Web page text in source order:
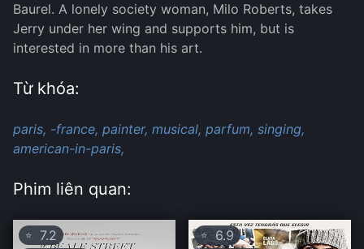
Baurel. A lonely society woman, Milo Roberts, takes
Jerry under her wing and supports him, but is
interested in more than his art.
Từ khóa:
paris, -france, painter, musical, parfum, singing,
american-in-paris,
Phim liên quan:
⭐ 7.2 ⭐ 6.9